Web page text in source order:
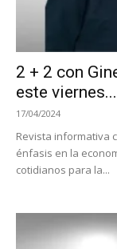
2 + 2 con
este viernes...
17/04/2024
Revista informativa
énfasis en la
cotidianos para la...